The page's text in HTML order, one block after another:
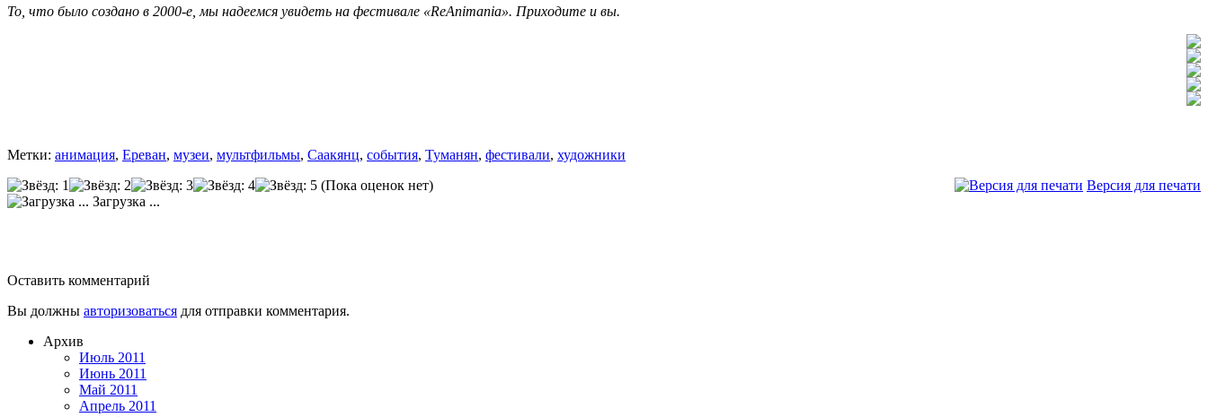
То, что было создано в 2000-е, мы надеемся увидеть на фестивале «ReAnimania». Приходите и вы.
Метки: анимация, Ереван, музеи, мультфильмы, Саакянц, события, Туманян, фестивали, художники
Версия для печати
(Пока оценок нет)
Загрузка ...
Оставить комментарий
Вы должны авторизоваться для отправки комментария.
Архив
Июль 2011
Июнь 2011
Май 2011
Апрель 2011